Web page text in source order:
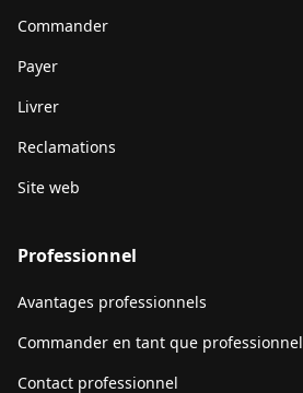
Commander
Payer
Livrer
Reclamations
Site web
Professionnel
Avantages professionnels
Commander en tant que professionnel
Contact professionnel